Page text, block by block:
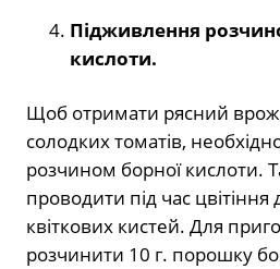
Підживлення
кислоти.
Щоб отримати рясний
солодких томатів,
розчином борної кислоти.
проводити під час цвітіння
квіткових кистей. Для
розчинити 10 г. порошку